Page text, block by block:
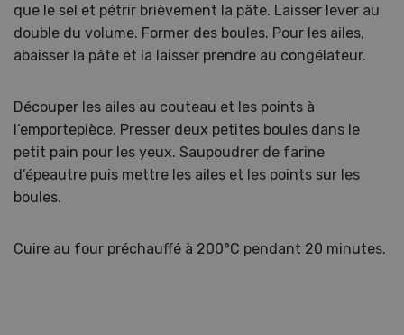
que le sel et pétrir brièvement la pâte. Laisser lever au
double du volume. Former des boules. Pour les ailes,
abaisser la pâte et la laisser prendre au congélateur.
Découper les ailes au couteau et les points à
l’emportepièce. Presser deux petites boules dans le
petit pain pour les yeux. Saupoudrer de farine
d’épeautre puis mettre les ailes et les points sur les
boules.
Cuire au four préchauffé à 200°C pendant 20 minutes.